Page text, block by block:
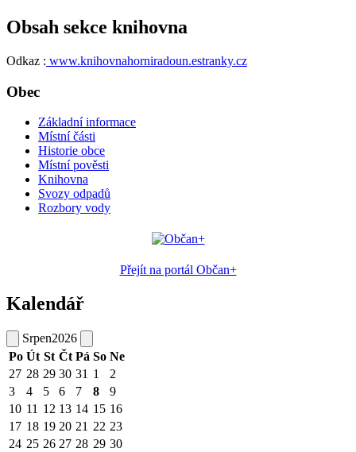
Obsah sekce knihovna
Odkaz : www.knihovnahorniradoun.estranky.cz
Obec
Základní informace
Místní části
Historie obce
Místní pověsti
Knihovna
Svozy odpadů
Rozbory vody
Přejít na portál Občan+
Kalendář
Srpen2026
Po Út St Čt Pá So Ne
27 28 29 30 31 1
2
3
4 5 6 7 8
9
10 11 12 13 14 15 16
17 18 19 20 21 22 23
24 25 26 27 28 29 30